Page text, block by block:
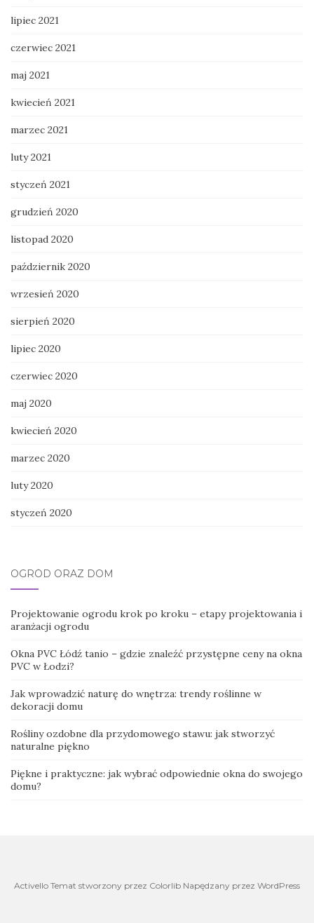
lipiec 2021
czerwiec 2021
maj 2021
kwiecień 2021
marzec 2021
luty 2021
styczeń 2021
grudzień 2020
listopad 2020
październik 2020
wrzesień 2020
sierpień 2020
lipiec 2020
czerwiec 2020
maj 2020
kwiecień 2020
marzec 2020
luty 2020
styczeń 2020
OGRÓD ORAZ DOM
Projektowanie ogrodu krok po kroku – etapy projektowania i
aranżacji ogrodu
Okna PVC Łódź tanio – gdzie znaleźć przystępne ceny na okna
PVC w Łodzi?
Jak wprowadzić naturę do wnętrza: trendy roślinne w
dekoracji domu
Rośliny ozdobne dla przydomowego stawu: jak stworzyć
naturalne piękno
Piękne i praktyczne: jak wybrać odpowiednie okna do swojego
domu?
Activello Temat stworzony przez Colorlib Napędzany przez WordPress